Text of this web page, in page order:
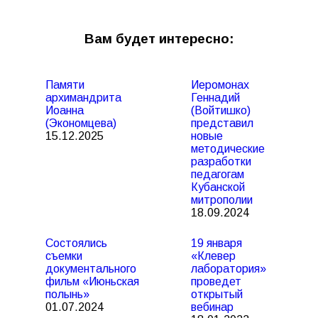
Вам будет интересно:
Памяти
архимандрита
Иоанна
(Экономцева)
15.12.2025
Иеромонах
Геннадий
(Войтишко)
представил
новые
методические
разработки
педагогам
Кубанской
митрополии
18.09.2024
Состоялись
съемки
документального
фильм «Июньская
полынь»
01.07.2024
19 января
«Клевер
лаборатория»
проведет
открытый
вебинар